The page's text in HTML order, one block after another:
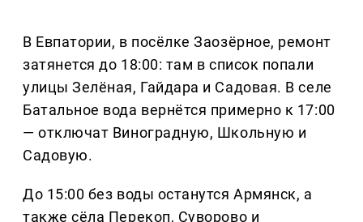
В Евпатории, в посёлке Заозёрное, ремонт
затянется до 18:00: там в список попали
улицы Зелёная, Гайдара и Садовая. В селе
Батальное вода вернётся примерно к 17:00
— отключат Виноградную, Школьную и
Садовую.
До 15:00 без воды останутся Армянск, а
также сёла Перекоп, Суворово и